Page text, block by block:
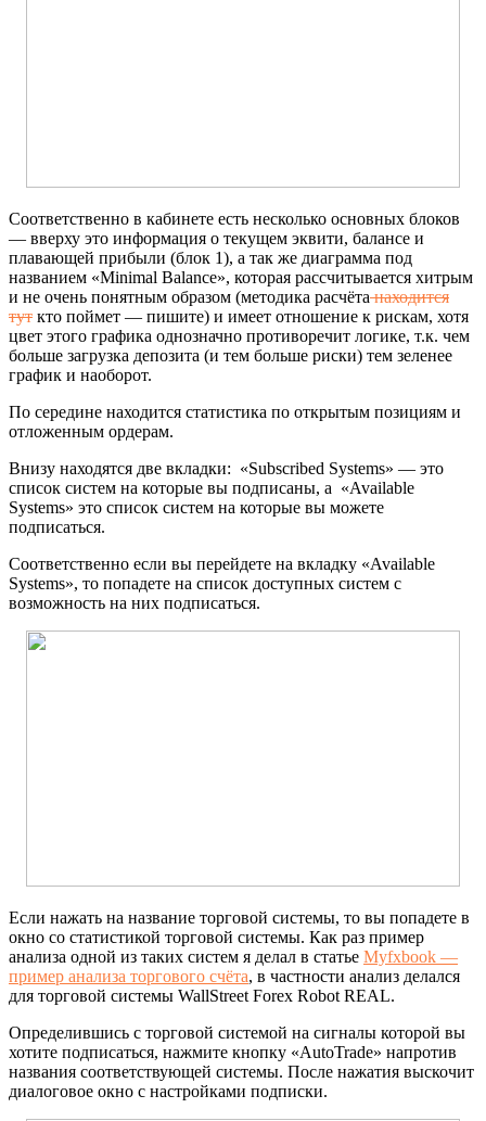
Соответственно в кабинете есть несколько основных блоков
— вверху это информация о текущем эквити, балансе и
плавающей прибыли (блок 1), а так же диаграмма под
названием «Minimal Balance», которая рассчитывается хитрым
и не очень понятным образом (методика расчётанаходится
тут кто поймет — пишите) и имеет отношение к рискам, хотя
цвет этого графика однозначно противоречит логике, т.к. чем
больше загрузка депозита (и тем больше риски) тем зеленее
график и наоборот.
По середине находится статистика по открытым позициям и
отложенным ордерам.
Внизу находятся две вкладки: «Subscribed Systems» — это
список систем на которые вы подписаны, а «Available
Systems» это список систем на которые вы можете
подписаться.
Соответственно если вы перейдете на вкладку «Available
Systems», то попадете на список доступных систем с
возможность на них подписаться.
Если нажать на название торговой системы, то вы попадете в
окно со статистикой торговой системы. Как раз пример
анализа одной из таких систем я делал в статье Myfxbook —
пример анализа торгового счёта, в частности анализ делался
для торговой системы WallStreet Forex Robot REAL.
Определившись с торговой системой на сигналы которой вы
хотите подписаться, нажмите кнопку «AutoTrade» напротив
названия соответствующей системы. После нажатия выскочит
диалоговое окно с настройками подписки.